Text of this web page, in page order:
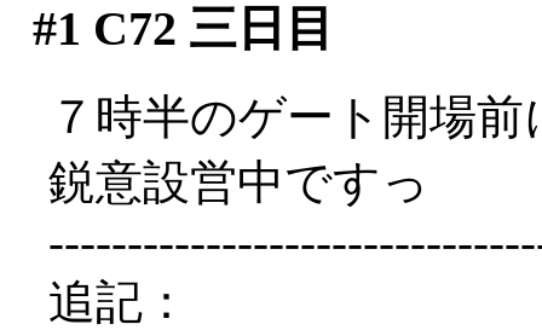
#1 C72 三日目
７時半のゲート開場
鋭意設営中ですっ
追記：